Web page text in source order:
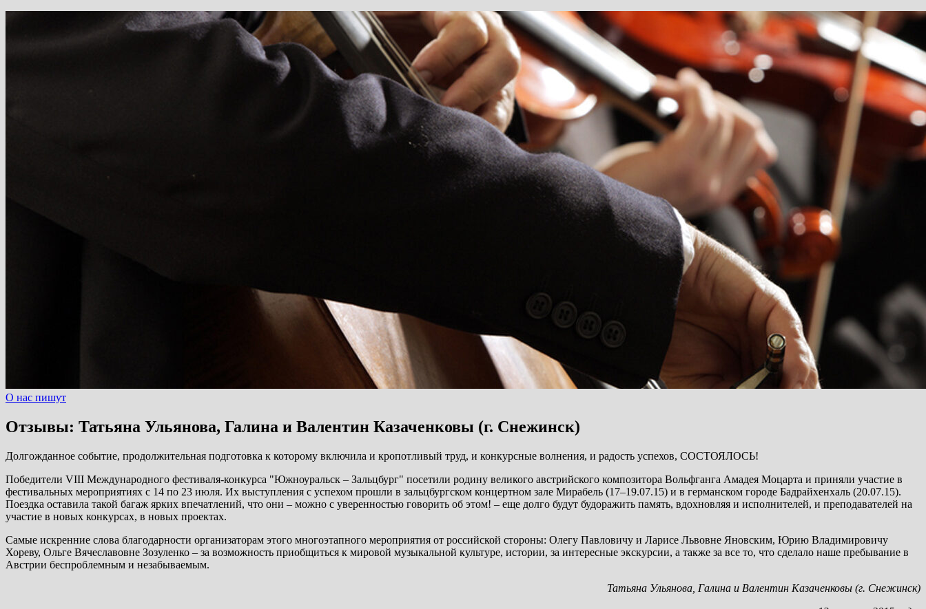
О нас пишут
Отзывы: Татьяна Ульянова, Галина и Валентин Казаченковы (г. Снежинск)
Долгожданное событие, продолжительная подготовка к которому включила и кропотливый труд, и конкурсные волнения, и радость успехов, СОСТОЯЛОСЬ!
Победители VIII Международного фестиваля-конкурса "Южноуральск – Зальцбург" посетили родину великого австрийского композитора Вольфганга Амадея Моцарта и приняли участие в
фестивальных мероприятиях с 14 по 23 июля. Их выступления с успехом прошли в зальцбургском концертном зале Мирабель (17–19.07.15) и в германском городе Бадрайхенхаль (20.07.15).
Поездка оставила такой багаж ярких впечатлений, что они – можно с уверенностью говорить об этом! – еще долго будут будоражить память, вдохновляя и исполнителей, и преподавателей на
участие в новых конкурсах, в новых проектах.
Самые искренние слова благодарности организаторам этого многоэтапного мероприятия от российской стороны: Олегу Павловичу и Ларисе Львовне Яновским, Юрию Владимировичу
Хореву, Ольге Вячеславовне Зозуленко – за возможность приобщиться к мировой музыкальной культуре, истории, за интересные экскурсии, а также за все то, что сделало наше пребывание в
Австрии беспроблемным и незабываемым.
Татьяна Ульянова, Галина и Валентин Казаченковы (г. Снежинск)